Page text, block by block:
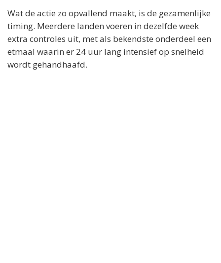
Wat de actie zo opvallend maakt, is de gezamenlijke
timing. Meerdere landen voeren in dezelfde week
extra controles uit, met als bekendste onderdeel een
etmaal waarin er 24 uur lang intensief op snelheid
wordt gehandhaafd.